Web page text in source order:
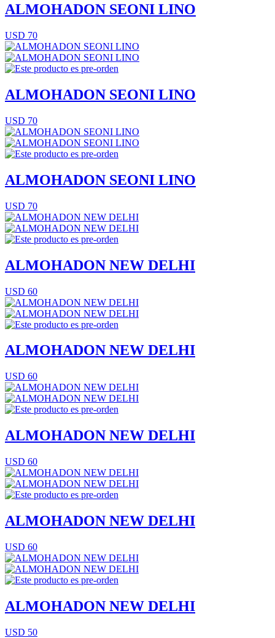
ALMOHADON SEONI LINO
USD 70
ALMOHADON SEONI LINO
USD 70
ALMOHADON SEONI LINO
USD 70
ALMOHADON NEW DELHI
USD 60
ALMOHADON NEW DELHI
USD 60
ALMOHADON NEW DELHI
USD 60
ALMOHADON NEW DELHI
USD 60
ALMOHADON NEW DELHI
USD 50